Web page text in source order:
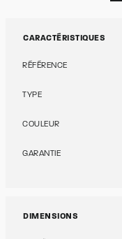
CARACTÉRISTIQUES
RÉFÉRENCE
TYPE
COULEUR
GARANTIE
DIMENSIONS